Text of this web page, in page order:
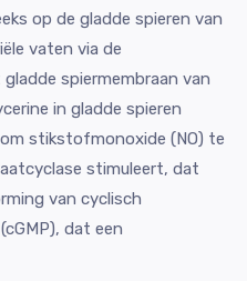
op de gladde spieren van
vaten via de
spiermembraan van
in gladde spieren
stikstofmonoxide (NO) te
stimuleert, dat
van cyclisch
dat een